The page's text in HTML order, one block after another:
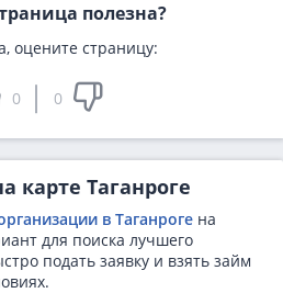
полезна?
оцените страницу:
0 0
Таганроге
в Таганроге на
для поиска лучшего
подать заявку и взять займ